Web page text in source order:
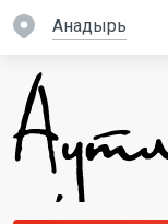
Анадырь